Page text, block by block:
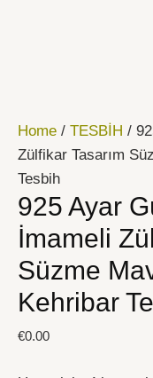
Home / TESBİH /
Zülfikar Tasarım
Tesbih
925 Ayar
İmameli
Süzme
Kehribar
€0.00
Zülfikar
Tasarım
Süzme
Mavi-
Siyah
Sıkma
Kehribar
Tesbih